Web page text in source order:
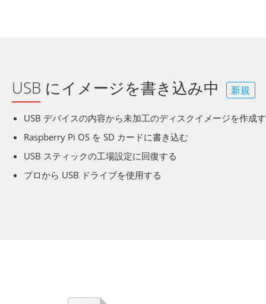
USB にイメージを書き込み中 新規
USB デバイスの内容から未加工のディスクイメージを作成
Raspberry Pi OS を SD カードに書き込む
USB スティックの工場設定に回復する
プロから USB ドライブを使用する